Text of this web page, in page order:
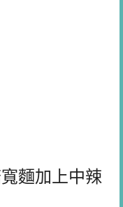
麵加上中辣